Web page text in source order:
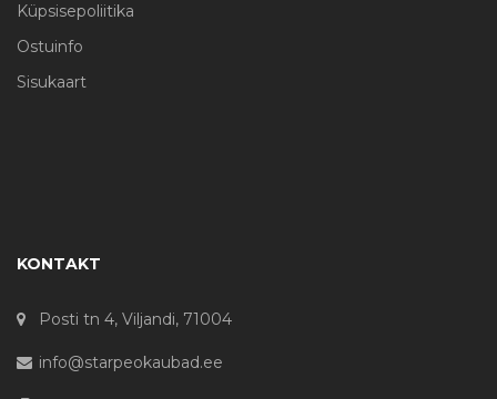
Küpsisepoliitika
Ostuinfo
Sisukaart
KONTAKT
Posti tn 4, Viljandi, 71004
info@starpeokaubad.ee